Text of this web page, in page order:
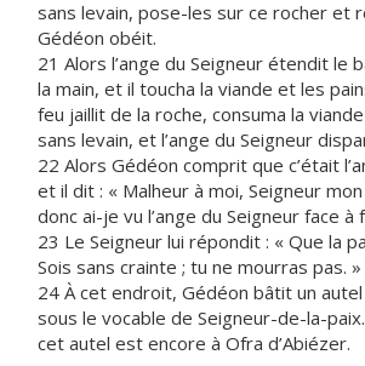
sans levain, pose-les sur ce rocher et
Gédéon obéit.
21 Alors l’ange du Seigneur étendit le
la main, et il toucha la viande et les
feu jaillit de la roche, consuma la
sans levain, et l’ange du Seigneur
22 Alors Gédéon comprit que c’était
et il dit : « Malheur à moi, Seigneur
donc ai-je vu l’ange du Seigneur face à
23 Le Seigneur lui répondit : « Que la
Sois sans crainte ; tu ne mourras pas. »
24 À cet endroit, Gédéon bâtit un autel
sous le vocable de Seigneur-de-la-paix.
cet autel est encore à Ofra d’Abiézer.